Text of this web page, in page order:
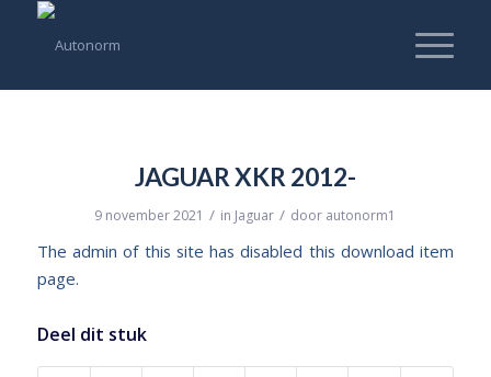
JAGUAR XKR 2012-
9 november 2021 / in Jaguar / door autonorm1
The admin of this site has disabled this download item
page.
Deel dit stuk